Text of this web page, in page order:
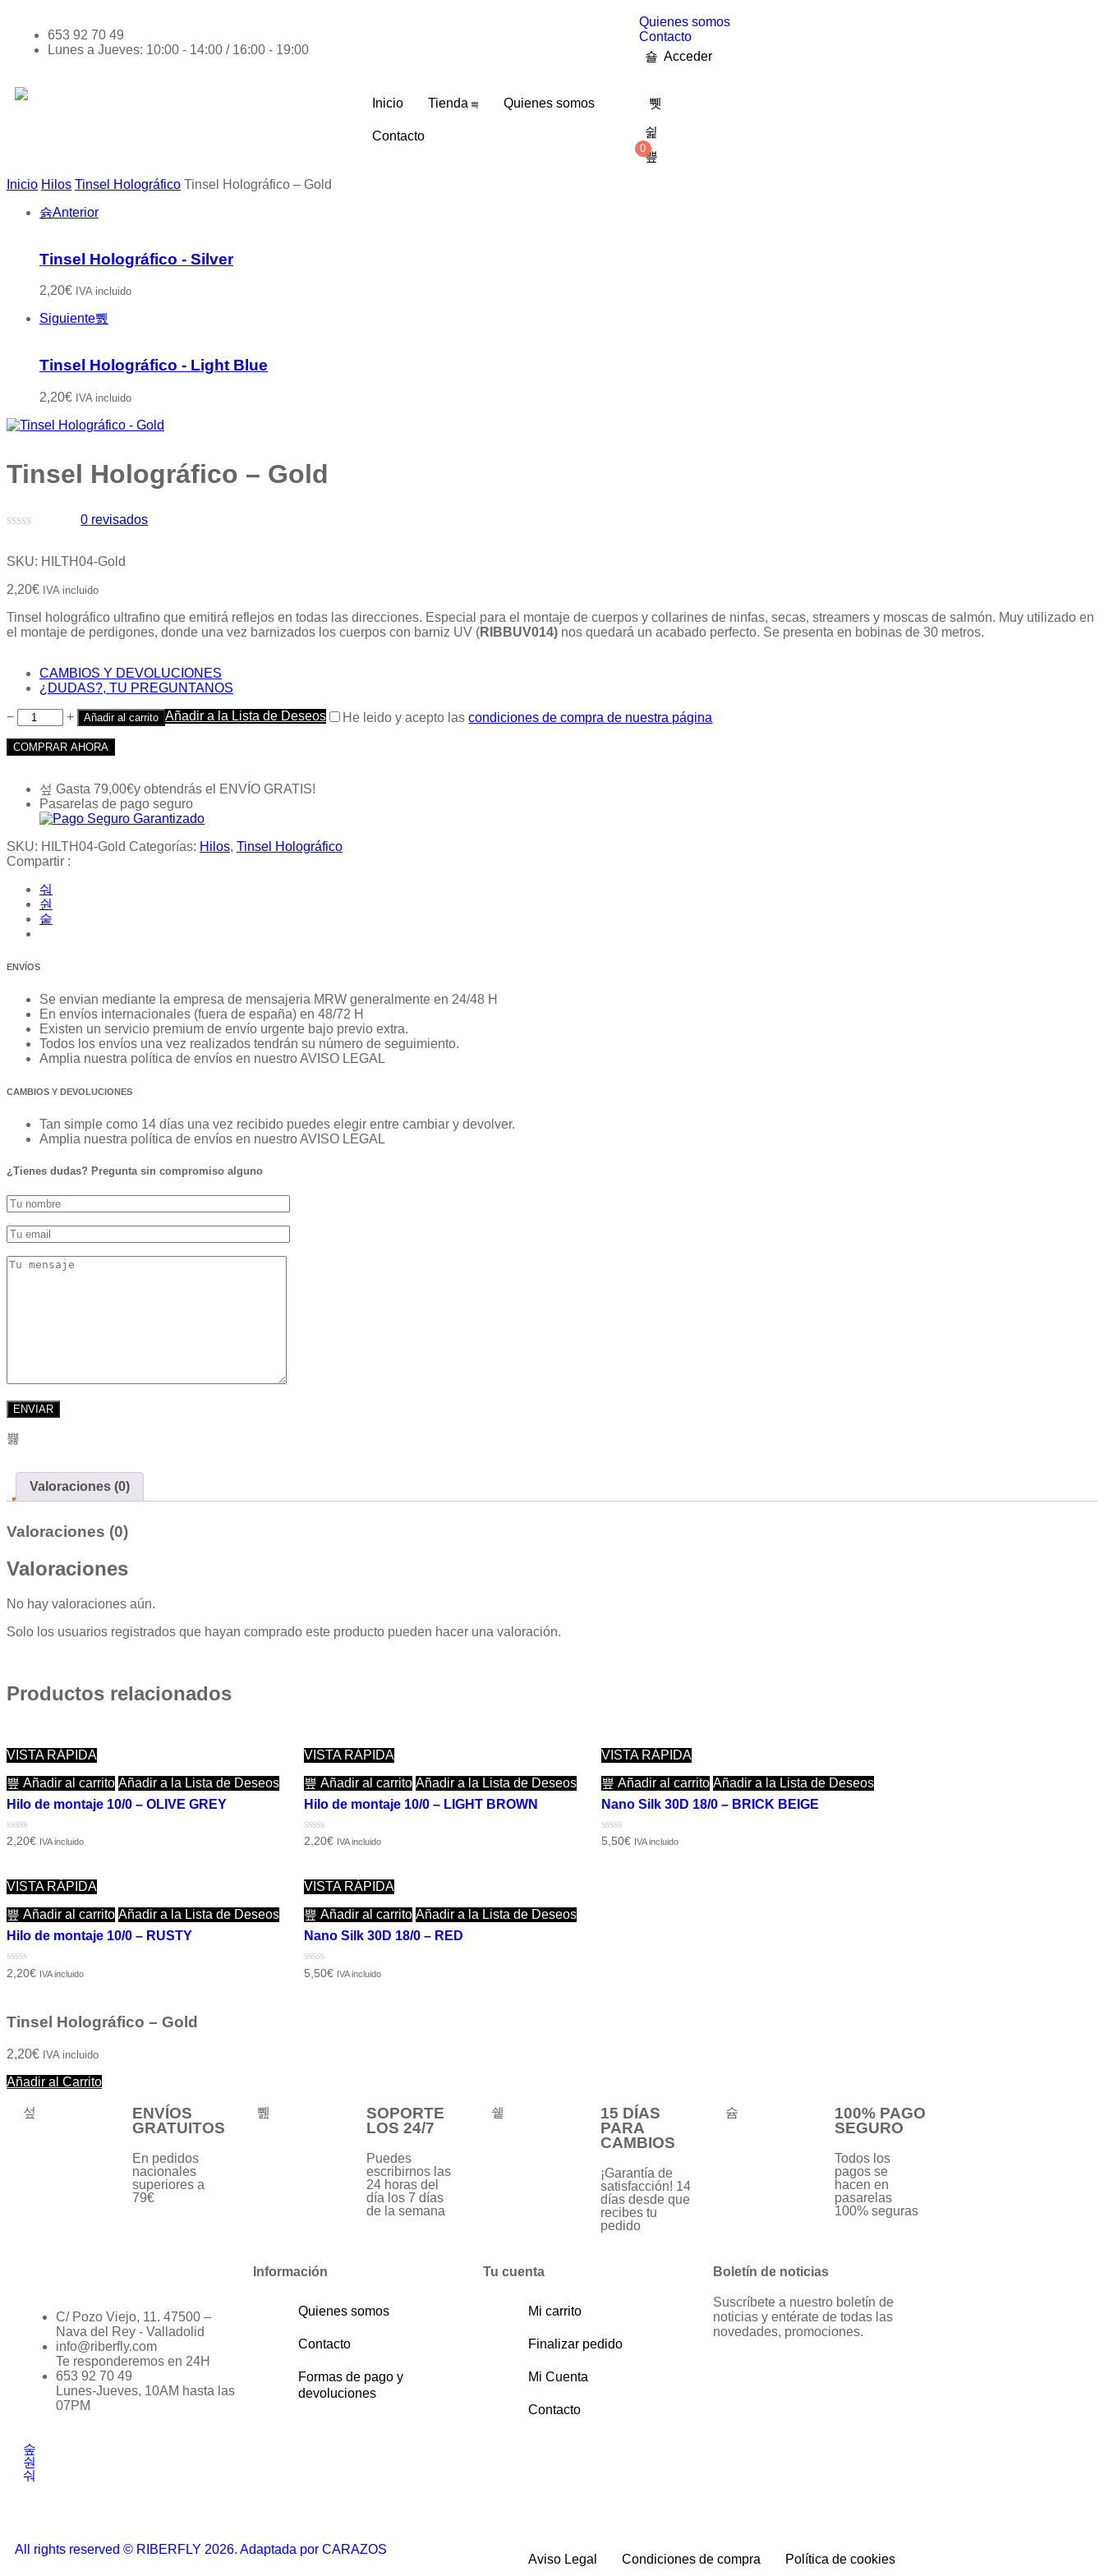
653 92 70 49
Lunes a Jueves: 10:00 - 14:00 / 16:00 - 19:00
Quienes somos
Contacto
Acceder
Inicio Tienda Quienes somos
Contacto
0
Inicio Hilos Tinsel Holográfico Tinsel Holográfico – Gold
Anterior
Tinsel Holográfico - Silver
2,20€ IVA incluido
Siguiente
Tinsel Holográfico - Light Blue
2,20€ IVA incluido
Tinsel Holográfico – Gold
0
5
0 revisados
SKU: HILTH04-Gold
2,20€ IVA incluido
Tinsel holográfico ultrafino que emitirá reflejos en todas las direcciones. Especial para el montaje de cuerpos y collarines de ninfas, secas, streamers y moscas de salmón. Muy utilizado en
el montaje de perdigones, donde una vez barnizados los cuerpos con barniz UV (RIBBUV014) nos quedará un acabado perfecto. Se presenta en bobinas de 30 metros.
CAMBIOS Y DEVOLUCIONES
¿DUDAS?, TU PREGUNTANOS
− + Añadir al carrito Añadir a la Lista de Deseos He leido y acepto lascondiciones de compra de nuestra página
COMPRAR AHORA
Gasta 79,00€y obtendrás el ENVÍO GRATIS!
Pasarelas de pago seguro
SKU: HILTH04-Gold Categorías: Hilos, Tinsel Holográfico
Compartir :
ENVÍOS
Se envian mediante la empresa de mensajeria MRW generalmente en 24/48 H
En envíos internacionales (fuera de españa) en 48/72 H
Existen un servicio premium de envío urgente bajo previo extra.
Todos los envíos una vez realizados tendrán su número de seguimiento.
Amplia nuestra política de envíos en nuestro AVISO LEGAL
CAMBIOS Y DEVOLUCIONES
Tan simple como 14 días una vez recibido puedes elegir entre cambiar y devolver.
Amplia nuestra política de envíos en nuestro AVISO LEGAL
¿Tienes dudas? Pregunta sin compromiso alguno
Valoraciones (0)
Valoraciones (0)
Valoraciones
No hay valoraciones aún.
Solo los usuarios registrados que hayan comprado este producto pueden hacer una valoración.
Productos relacionados
VISTA RÁPIDA
Añadir al carrito Añadir a la Lista de Deseos
Hilo de montaje 10/0 – OLIVE GREY
Valorado
5
2,20€ IVA incluido
VISTA RÁPIDA
Añadir al carrito Añadir a la Lista de Deseos
Hilo de montaje 10/0 – LIGHT BROWN
Valorado
5
2,20€ IVA incluido
VISTA RÁPIDA
Añadir al carrito Añadir a la Lista de Deseos
Nano Silk 30D 18/0 – BRICK BEIGE
Valorado
5,50€ IVA incluido
VISTA RÁPIDA
Añadir al carrito Añadir a la Lista de Deseos
Hilo de montaje 10/0 – RUSTY
Valorado
5
2,20€ IVA incluido
VISTA RÁPIDA
Añadir al carrito Añadir a la Lista de Deseos
Nano Silk 30D 18/0 – RED
Valorado
5,50€ IVA incluido
Tinsel Holográfico – Gold
2,20€ IVA incluido
Añadir al Carrito
ENVÍOS
GRATUITOS
En pedidos
nacionales
superiores a
79€
SOPORTE
LOS 24/7
Puedes
escribirnos las
24 horas del
día los 7 días
de la semana
15 DÍAS
PARA
CAMBIOS
¡Garantía de
satisfacción! 14
días desde que
recibes tu
pedido
100% PAGO
SEGURO
Todos los
pagos se
hacen en
pasarelas
100% seguras
C/ Pozo Viejo, 11. 47500 –
Nava del Rey - Valladolid
info@riberfly.com
Te responderemos en 24H
653 92 70 49
Lunes-Jueves, 10AM hasta las
07PM
Información
Quienes somos
Contacto
Formas de pago y
devoluciones
Tu cuenta
Mi carrito
Finalizar pedido
Mi Cuenta
Contacto
Boletín de noticias
Suscríbete a nuestro boletín de
noticias y entérate de todas las
novedades, promociones.
All rights reserved © RIBERFLY 2026. Adaptada por CARAZOS
Aviso Legal Condiciones de compra Política de cookies